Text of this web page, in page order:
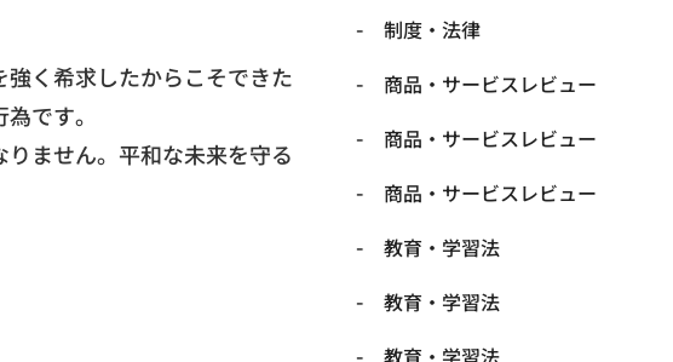
強く希求したからこそできた
です。
ません。 平和な未来を守る
制度・法律
商品・サービスレビュー
商品・サービスレビュー
商品・サービスレビュー
教育・学習法
教育・学習法